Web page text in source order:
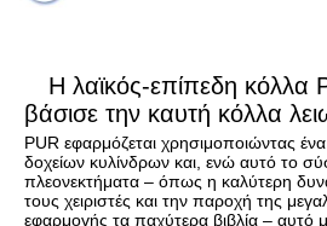
Η λαϊκός-επίπεδη κόλλα
βάσισε την καυτή κόλλα
PUR εφαρμόζεται χρησιμοποιώντας
δοχείων κυλίνδρων και, ενώ αυτό το
πλεονεκτήματα – όπως η καλύτερη
τους χειριστές και την παροχή της
εφαρμογής τα παχύτερα βιβλία – αυτό